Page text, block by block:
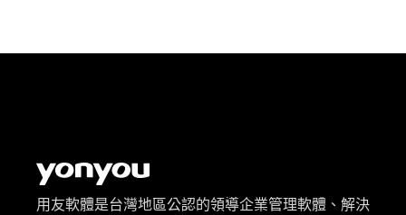
用友軟體是台灣地區公認的領導企業管理軟體、解決